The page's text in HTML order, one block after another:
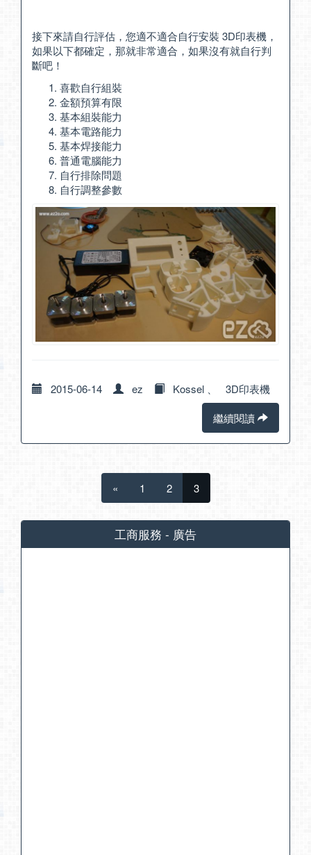
接下來請自行評估，您適不適合自行安裝 3D印表機，
如果以下都確定，那就非常適合，如果沒有就自行判
斷吧！
喜歡自行組裝
金額預算有限
基本組裝能力
基本電路能力
基本焊接能力
普通電腦能力
自行排除問題
自行調整參數
2015-06-14 ez Kossel 、 3D印表機
繼續閱讀
« 1 2 3
工商服務 - 廣告